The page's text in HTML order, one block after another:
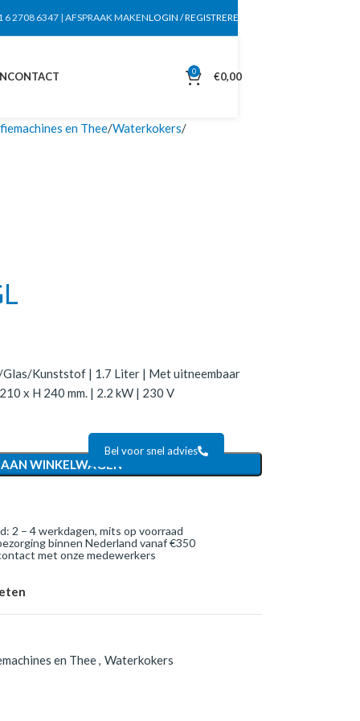
6 2708 6347 | AFSPRAAK MAKENLOGIN / REGISTREREN
CONTACT 0 €0,00
en Thee Waterkokers
Kunststof | 1.7 Liter | Met uitneembaar
x H 240 mm. | 2.2 kW | 230 V
WINKELWAGEN
Bel voor snel advies
2 – 4 werkdagen, mits op voorraad
binnen Nederland vanaf €350
met onze medewerkers
en Thee, Waterkokers